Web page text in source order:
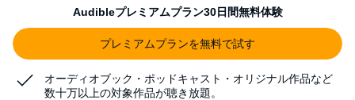
Audibleプレミアムプラン30日間無料体験
プレミアムプランを無料で試す
オーディオブック・ポッドキャスト・オリジナル作品など
数十万以上の対象作品が聴き放題。